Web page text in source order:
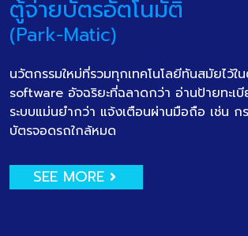
ตู้จ่ายบัตรอัตโนมัติ
(Park-Matic)
นวัตกรรมใหม่ที่รวมทุกเทคโนโลยีทันสมัยไว้ใ
software อัจฉริยะที่ฉลาดกว่า อ่านป้ายทะเ
ระบบแม่นยำกว่า แจ้งเตือนผ่านมือถือ เช่น
บัตรจอดรถใกล้หมด
SEE MORE